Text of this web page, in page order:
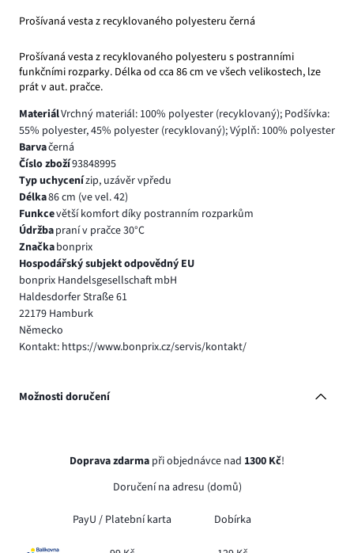
Prošívaná vesta z recyklovaného polyesteru černá
Prošívaná vesta z recyklovaného polyesteru s postranními
funkčními rozparky. Délka od cca 86 cm ve všech velikostech, lze
prát v aut. pračce.
MateriálVrchný materiál: 100% polyester (recyklovaný); Podšívka:
55% polyester, 45% polyester (recyklovaný); Výplň: 100% polyester
Barvačerná
Číslo zboží93848995
Typ uchycenízip, uzávěr vpředu
Délka86 cm (ve vel. 42)
Funkcevětší komfort díky postranním rozparkům
Údržbapraní v pračce 30°C
Značkabonprix
Hospodářský subjekt odpovědný EU
bonprix Handelsgesellschaft mbH
Haldesdorfer Straße 61
22179 Hamburk
Německo
Kontakt: https://www.bonprix.cz/servis/kontakt/
Možnosti doručení
Doprava zdarma při objednávce nad 1300 Kč!
Doručení na adresu (domů)
PayU / Platební karta Dobírka